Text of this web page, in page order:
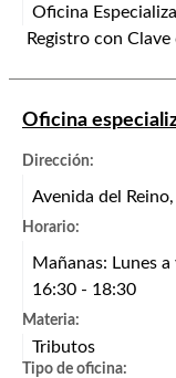
Oficina
Registro con
Oficina
Dirección:
Avenida del
Horario:
Mañanas: Lunes
16:30 - 18:30
Materia:
Tributos
Tipo de oficina: